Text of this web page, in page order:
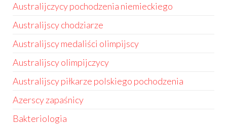
Australijczycy pochodzenia niemieckiego
Australijscy chodziarze
Australijscy medaliści olimpijscy
Australijscy olimpijczycy
Australijscy piłkarze polskiego pochodzenia
Azerscy zapaśnicy
Bakteriologia